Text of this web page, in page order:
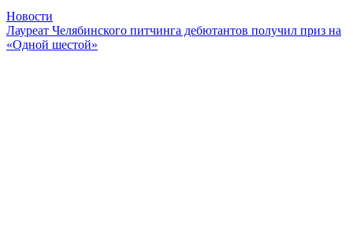
Новости
Лауреат Челябинского питчинга дебютантов получил приз на
«Одной шестой»